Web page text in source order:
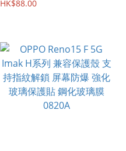
水凝貼 0845A
HK$88.00